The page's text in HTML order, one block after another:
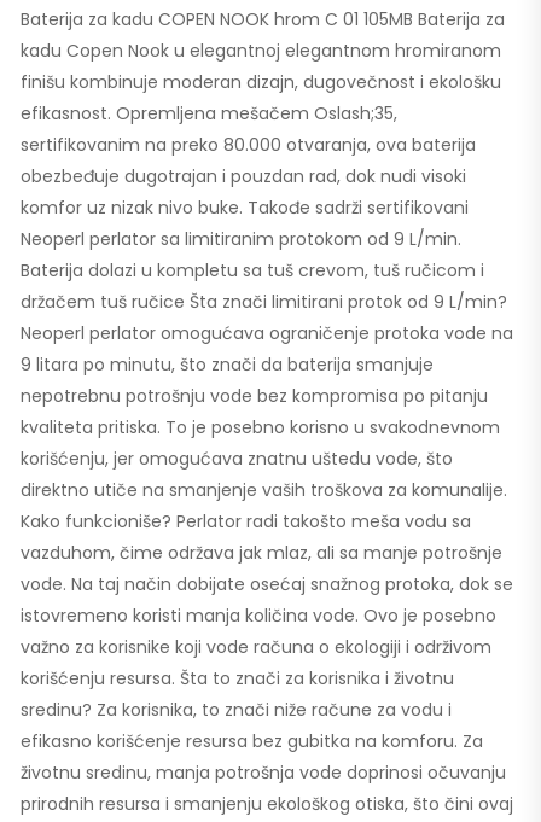
Baterija za kadu COPEN NOOK hrom C 01 105MB Baterija za
kadu Copen Nook u elegantnoj elegantnom hromiranom
finišu kombinuje moderan dizajn, dugovečnost i ekološku
efikasnost. Opremljena mešačem Oslash;35,
sertifikovanim na preko 80.000 otvaranja, ova baterija
obezbeđuje dugotrajan i pouzdan rad, dok nudi visoki
komfor uz nizak nivo buke. Takođe sadrži sertifikovani
Neoperl perlator sa limitiranim protokom od 9 L/min.
Baterija dolazi u kompletu sa tuš crevom, tuš ručicom i
držačem tuš ručice Šta znači limitirani protok od 9 L/min?
Neoperl perlator omogućava ograničenje protoka vode na
9 litara po minutu, što znači da baterija smanjuje
nepotrebnu potrošnju vode bez kompromisa po pitanju
kvaliteta pritiska. To je posebno korisno u svakodnevnom
korišćenju, jer omogućava znatnu uštedu vode, što
direktno utiče na smanjenje vaših troškova za komunalije.
Kako funkcioniše? Perlator radi takošto meša vodu sa
vazduhom, čime održava jak mlaz, ali sa manje potrošnje
vode. Na taj način dobijate osećaj snažnog protoka, dok se
istovremeno koristi manja količina vode. Ovo je posebno
važno za korisnike koji vode računa o ekologiji i održivom
korišćenju resursa. Šta to znači za korisnika i životnu
sredinu? Za korisnika, to znači niže račune za vodu i
efikasno korišćenje resursa bez gubitka na komforu. Za
životnu sredinu, manja potrošnja vode doprinosi očuvanju
prirodnih resursa i smanjenju ekološkog otiska, što čini ovaj